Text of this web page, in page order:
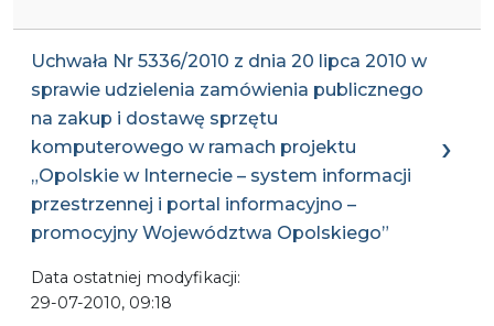
Uchwała Nr 5336/2010 z dnia 20 lipca 2010 w
sprawie udzielenia zamówienia publicznego
na zakup i dostawę sprzętu
komputerowego w ramach projektu
„Opolskie w Internecie – system informacji
przestrzennej i portal informacyjno –
promocyjny Województwa Opolskiego”
Data ostatniej modyfikacji:
29-07-2010, 09:18